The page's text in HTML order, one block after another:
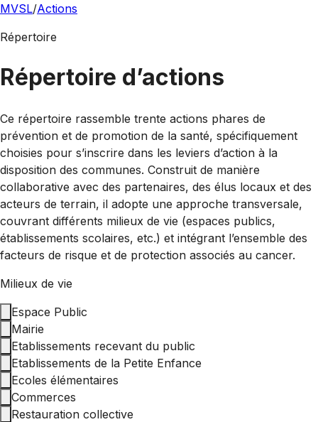
MVSL/Actions
Répertoire
Répertoire d’actions
Ce répertoire rassemble trente actions phares de
prévention et de promotion de la santé, spécifiquement
choisies pour s’inscrire dans les leviers d’action à la
disposition des communes. Construit de manière
collaborative avec des partenaires, des élus locaux et des
acteurs de terrain, il adopte une approche transversale,
couvrant différents milieux de vie (espaces publics,
établissements scolaires, etc.) et intégrant l’ensemble des
facteurs de risque et de protection associés au cancer.
Milieux de vie
Espace Public
Mairie
Etablissements recevant du public
Etablissements de la Petite Enfance
Ecoles élémentaires
Commerces
Restauration collective